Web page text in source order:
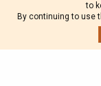
to
By continuing to use